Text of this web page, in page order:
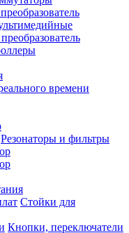
времени
Резонаторы и фильтры
Стойки для
Кнопки, переключатели